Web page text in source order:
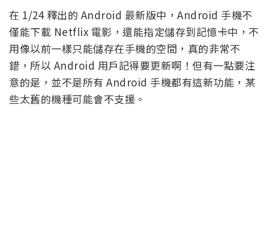
在 1/24 釋出的 Android 最新版中，Android 手機不
僅能下載 Netflix 電影，還能指定儲存到記憶卡中，不
用像以前一樣只能儲存在手機的空間，真的非常不
錯，所以 Android 用戶記得要更新啊！但有一點要注
意的是，並不是所有 Android 手機都有這新功能，某
些太舊的機種可能會不支援。